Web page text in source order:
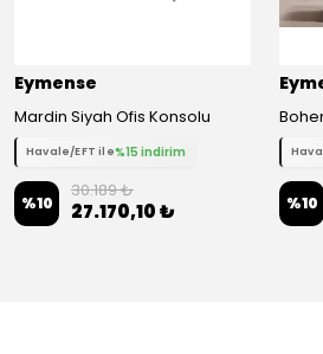
Eymense
Mardin Siyah Ofis Konsolu
Havale/EFT ile%15 indirim
%10
30.189 ₺
27.170,10 ₺ %10